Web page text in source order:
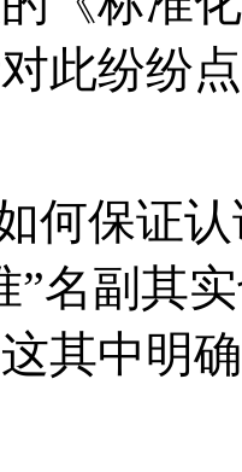
此纷纷
何保证
”名副其
其中明